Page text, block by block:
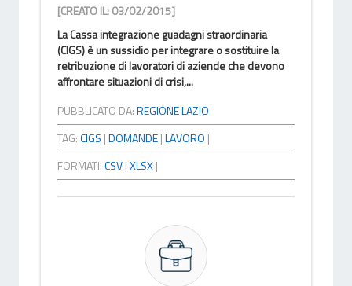
[CREATO IL: 03/02/2015]
La Cassa integrazione guadagni straordinaria
(CIGS) è un sussidio per integrare o sostituire la
retribuzione di lavoratori di aziende che devono
affrontare situazioni di crisi,...
PUBBLICATO DA:REGIONE LAZIO
TAG:CIGS |DOMANDE|LAVORO |
FORMATI:CSV|XLSX|